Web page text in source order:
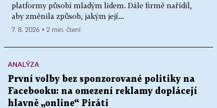
platformy působí mladým lidem. Dále firmě nařídil,
aby změnila způsob, jakým její...
7. 8. 2026 ▪ 2 min. čtení
ANALÝZA
První volby bez sponzorované politiky na
Facebooku: na omezení reklamy doplácejí
hlavně „online“ Piráti